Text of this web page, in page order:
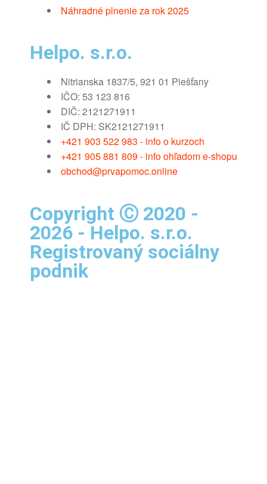
Náhradné plnenie za rok 2025
Helpo. s.r.o.
Nitrianska 1837/5, 921 01 Piešťany
IČO: 53 123 816
DIČ: 2121271911
IČ DPH: SK2121271911
+421 903 522 983 - info o kurzoch
+421 905 881 809 - info ohľadom e-shopu
obchod@prvapomoc.online
Copyright Ⓒ 2020 -
2026 - Helpo. s.r.o.
Registrovaný sociálny
podnik